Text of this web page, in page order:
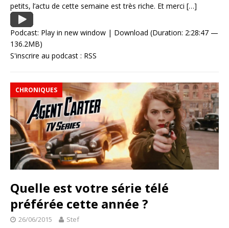
petits, l’actu de cette semaine est très riche. Et merci […]
Podcast: Play in new window | Download (Duration: 2:28:47 —
136.2MB)
S'inscrire au podcast : RSS
CHRONIQUES
Quelle est votre série télé
préférée cette année ?
26/06/2015 Stef